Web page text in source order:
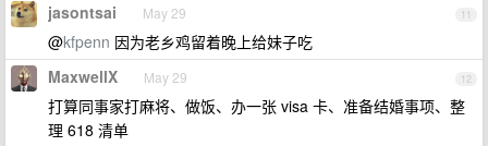
11
jasontsai May 29
@kfpenn 因为老乡鸡留着晚上给妹子吃
12
MaxwellX May 29
打算同事家打麻将、做饭、办一张 visa 卡、准备结婚事项、整
理 618 清单